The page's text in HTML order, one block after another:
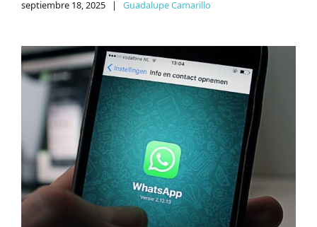
septiembre 18, 2025 | Guadalupe Camarillo